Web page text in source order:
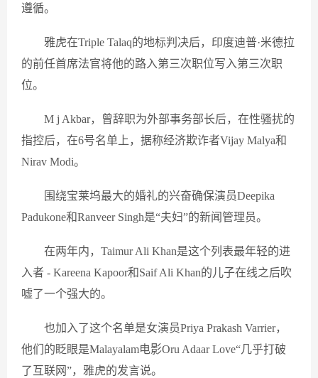
遵循。
雅虎在Triple Talaq的地标判决后，印度迪普·米德拉
的前任首席法官将他的路入第三次职位写入第三次职
位。
M j Akbar，曾辞职为外部事务部长后，在性骚扰的
指控后，在6号名单上，据称经济欺诈者Vijay Malya和
Nirav Modi。
围绕宝莱坞最大的婚礼的兴奋确保演员Deepika
Padukone和Ranveer Singh是“夫妇”的新闻管理员。
在两年内，Taimur Ali Khan是这个列表最年轻的进
入者 - Kareena Kapoor和Saif Ali Khan的儿子在线之后吹
嘘了一个强大的。
也加入了这个名单是女演员Priya Prakash Varrier，
他们的眨眼是Malayalam电影Oru Adaar Love“几乎打破
了互联网”，雅虎的发言说。